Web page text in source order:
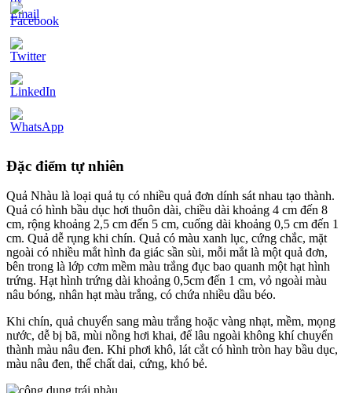
Đặc điểm tự nhiên
Quả Nhàu là loại quả tụ có nhiều quả đơn dính sát nhau tạo thành.
Quả có hình bầu dục hơi thuôn dài, chiều dài khoảng 4 cm đến 8
cm, rộng khoảng 2,5 cm đến 5 cm, cuống dài khoảng 0,5 cm đến 1
cm. Quả dễ rụng khi chín. Quả có màu xanh lục, cứng chắc, mặt
ngoài có nhiều mắt hình đa giác sần sùi, mỗi mắt là một quả đơn,
bên trong là lớp cơm mềm màu trắng đục bao quanh một hạt hình
trứng. Hạt hình trứng dài khoảng 0,5cm đến 1 cm, vỏ ngoài màu
nâu bóng, nhân hạt màu trắng, có chứa nhiều dầu béo.
Khi chín, quả chuyển sang màu trắng hoặc vàng nhạt, mềm, mọng
nước, dễ bị bã, mùi nồng hơi khai, để lâu ngoài không khí chuyển
thành màu nâu đen. Khi phơi khô, lát cắt có hình tròn hay bầu dục,
màu nâu đen, thể chất dai, cứng, khó bẻ.